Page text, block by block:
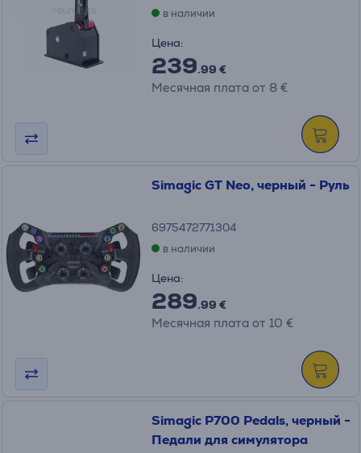
в наличии
Цена:
239.99 €
Месячная плата от 8 €
Simagic GT Neo, черный - Руль
6975472771304
в наличии
Цена:
289.99 €
Месячная плата от 10 €
Simagic P700 Pedals, черный -
Педали для симулятора